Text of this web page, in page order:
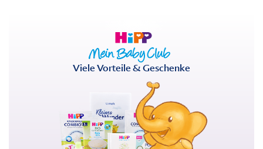
Viele Vorteile & Geschenke